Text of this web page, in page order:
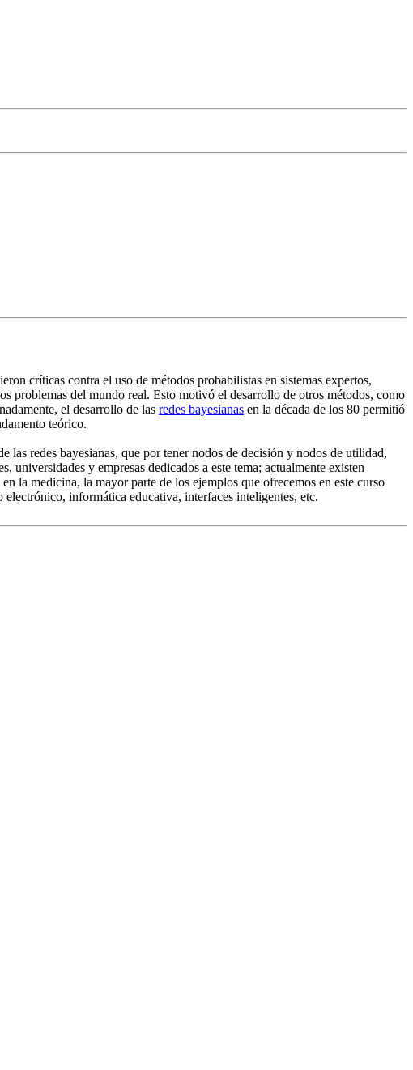
críticas contra el uso de métodos probabilistas en sistemas expertos,
problemas del mundo real. Esto motivó el desarrollo de otros métodos, como
el desarrollo de las redes bayesianas en la década de los 80 permitió
teórico.
las redes bayesianas, que por tener nodos de decisión y nodos de utilidad,
y empresas dedicados a este tema; actualmente existen
la medicina, la mayor parte de los ejemplos que ofrecemos en este curso
informática educativa, interfaces inteligentes, etc.